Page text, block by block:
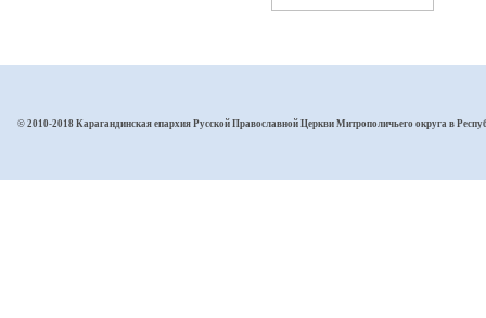
© 2010-2018 Карагандинская епархия Русской Православной Церкви Митрополичьего округа в